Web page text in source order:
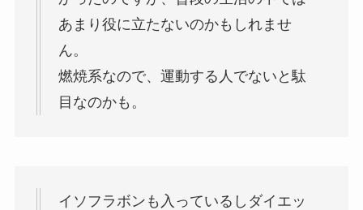
あまり役に立たないのかもしれませ
ん。
燃焼系なので、運動する人でないと駄
目なのかも。
イソフラボンも入っているしダイエッ